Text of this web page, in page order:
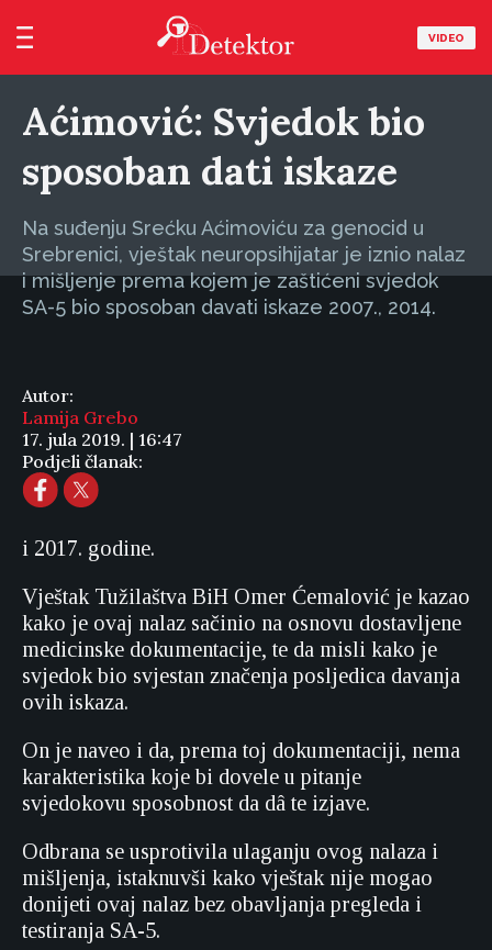
VIDEO
Aćimović: Svjedok bio
sposoban dati iskaze
Na suđenju Srećku Aćimoviću za genocid u
Srebrenici, vještak neuropsihijatar je iznio nalaz
i mišljenje prema kojem je zaštićeni svjedok
SA-5 bio sposoban davati iskaze 2007., 2014.
Autor:
Lamija Grebo
17. jula 2019. | 16:47
Podjeli članak:
i 2017. godine.
Vještak Tužilaštva BiH Omer Ćemalović je kazao
kako je ovaj nalaz sačinio na osnovu dostavljene
medicinske dokumentacije, te da misli kako je
svjedok bio svjestan značenja posljedica davanja
ovih iskaza.
On je naveo i da, prema toj dokumentaciji, nema
karakteristika koje bi dovele u pitanje
svjedokovu sposobnost da dâ te izjave.
Odbrana se usprotivila ulaganju ovog nalaza i
mišljenja, istaknuvši kako vještak nije mogao
donijeti ovaj nalaz bez obavljanja pregleda i
testiranja SA-5.